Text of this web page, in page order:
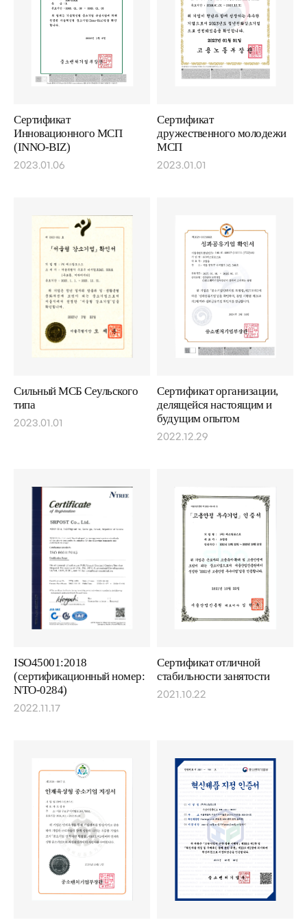
Сертификат
Инновационного МСП
(INNO-BIZ)
2023.01.06
Сертификат
дружественного молодежи
МСП
2023.01.01
Сильный МСБ Сеульского
типа
2023.01.01
Сертификат организации,
делящейся настоящим и
будущим опытом
2022.12.29
ISO45001:2018
(сертификационный номер:
NTO-0284)
2022.11.17
Сертификат отличной
стабильности занятости
2021.10.22